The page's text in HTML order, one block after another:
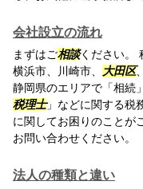
会社設立の流れ
まずはご相談ください。
横浜市、川崎市、
大田区
静岡県のエリアで「相続
税理士」などに関する税
に関してお困りのことが
お問い合わせください。
法人の種類と違い